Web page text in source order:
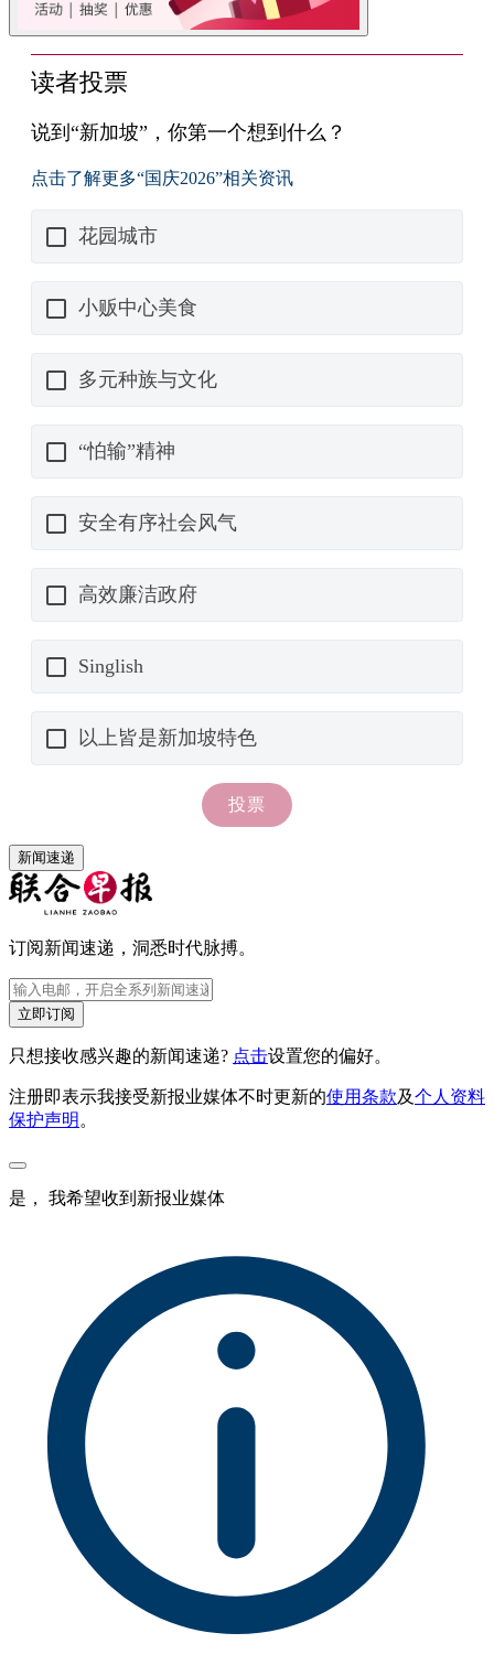
新闻速递
订阅新闻速递，洞悉时代脉搏。
立即订阅
只想接收感兴趣的新闻速递? 点击设置您的偏好。
注册即表示我接受新报业媒体不时更新的使用条款及个人资料
保护声明 。
是， 我希望收到新报业媒体